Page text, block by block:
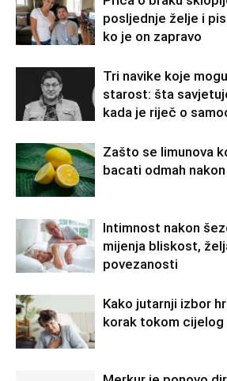
posljednje želje i
ko je on zapravo
Tri navike koje
starost: šta
kada je riječ o
Zašto se limunova
bacati odmah
Intimnost nakon
mijenja bliskost,
povezanosti
Kako jutarnji izbor
korak tokom cijelog